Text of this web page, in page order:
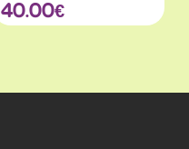
40.00€